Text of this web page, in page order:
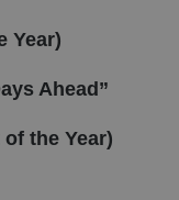
Year)
Ahead”
of the Year)